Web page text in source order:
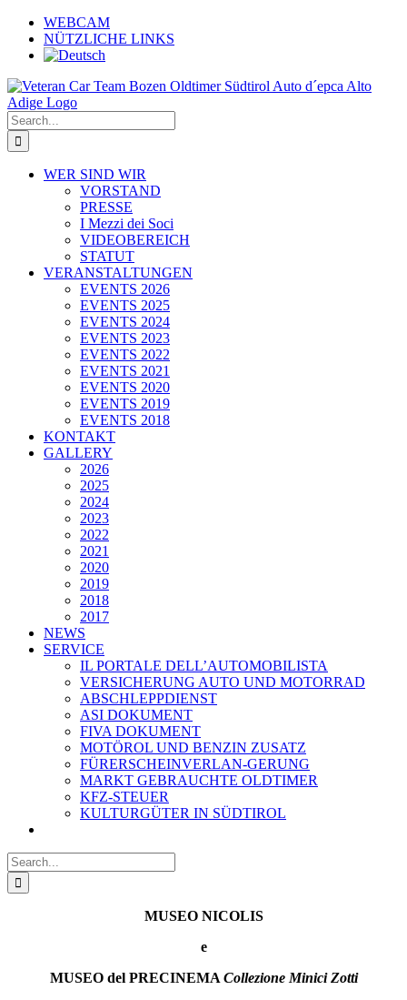
Skip
content
WEBCAM
NÜTZLICHE LINKS
Search
for:
WER SIND WIR
VORSTAND
PRESSE
I Mezzi dei Soci
VIDEOBEREICH
STATUT
VERANSTALTUNGEN
EVENTS 2026
EVENTS 2025
EVENTS 2024
EVENTS 2023
EVENTS 2022
EVENTS 2021
EVENTS 2020
EVENTS 2019
EVENTS 2018
KONTAKT
GALLERY
2026
2025
2024
2023
2022
2021
2020
2019
2018
2017
NEWS
SERVICE
IL PORTALE DELL’AUTOMOBILISTA
VERSICHERUNG AUTO UND MOTORRAD
ABSCHLEPPDIENST
ASI DOKUMENT
FIVA DOKUMENT
MOTÖROL UND BENZIN ZUSATZ
FÜRERSCHEINVERLAN-GERUNG
MARKT GEBRAUCHTE OLDTIMER
KFZ-STEUER
KULTURGÜTER IN SÜDTIROL
Search
for:
MUSEO NICOLIS
e
MUSEO del PRECINEMA Collezione Minici Zotti